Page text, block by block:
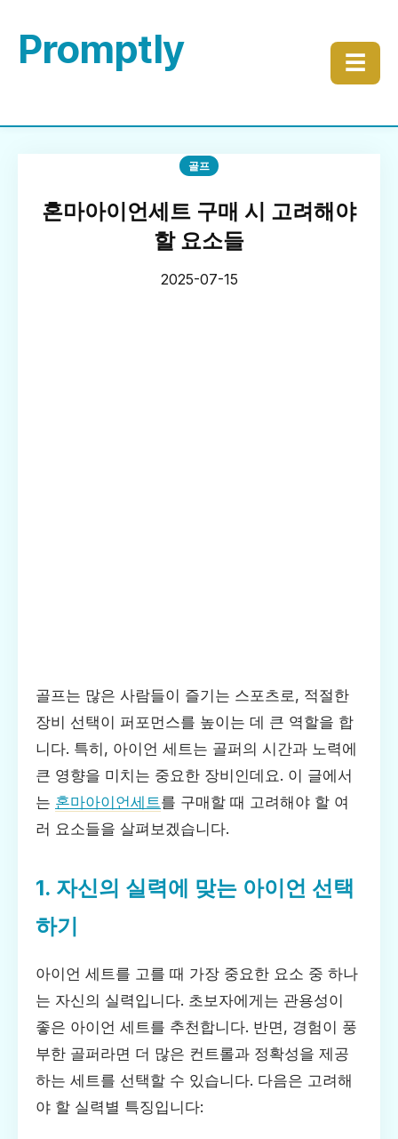
Promptly ☰
골프
혼마아이언세트 구매 시 고려해야
할 요소들
2025-07-15
골프는 많은 사람들이 즐기는 스포츠로, 적절한
장비 선택이 퍼포먼스를 높이는 데 큰 역할을 합
니다. 특히, 아이언 세트는 골퍼의 시간과 노력에
큰 영향을 미치는 중요한 장비인데요. 이 글에서
는 혼마아이언세트를 구매할 때 고려해야 할 여
러 요소들을 살펴보겠습니다.
1. 자신의 실력에 맞는 아이언 선택
하기
아이언 세트를 고를 때 가장 중요한 요소 중 하나
는 자신의 실력입니다. 초보자에게는 관용성이
좋은 아이언 세트를 추천합니다. 반면, 경험이 풍
부한 골퍼라면 더 많은 컨트롤과 정확성을 제공
하는 세트를 선택할 수 있습니다. 다음은 고려해
야 할 실력별 특징입니다: